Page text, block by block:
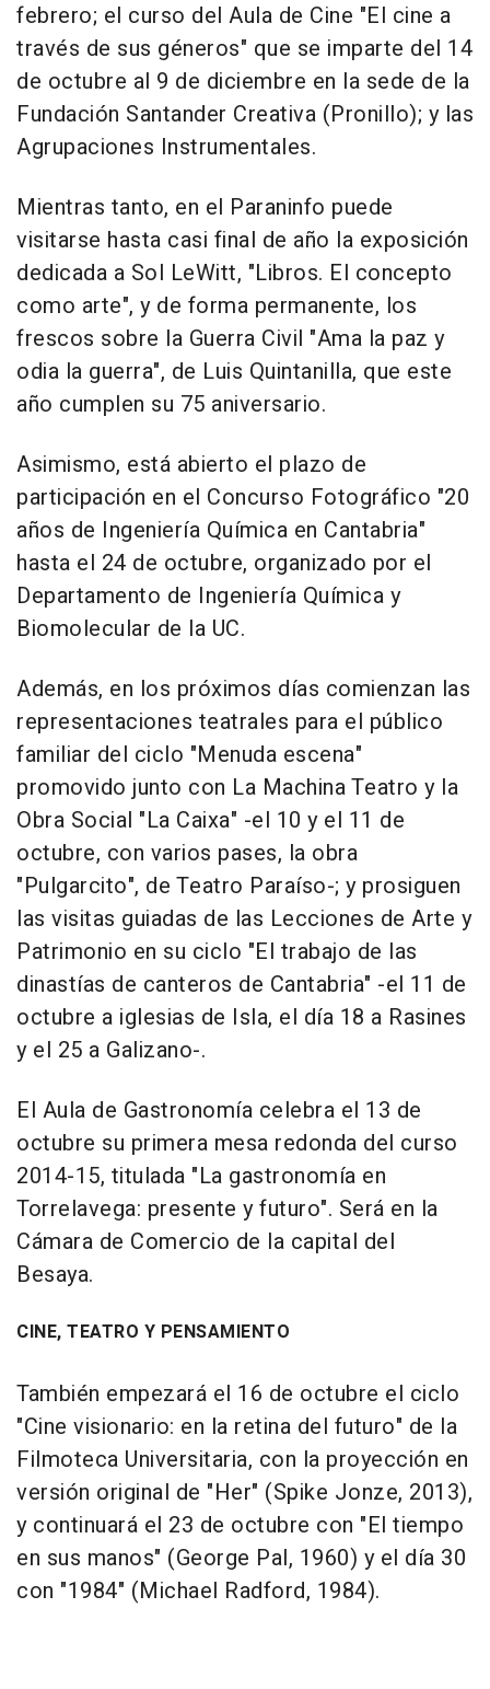
febrero; el curso del Aula de Cine "El cine a
través de sus géneros" que se imparte del 14
de octubre al 9 de diciembre en la sede de la
Fundación Santander Creativa (Pronillo); y las
Agrupaciones Instrumentales.
Mientras tanto, en el Paraninfo puede
visitarse hasta casi final de año la exposición
dedicada a Sol LeWitt, "Libros. El concepto
como arte", y de forma permanente, los
frescos sobre la Guerra Civil "Ama la paz y
odia la guerra", de Luis Quintanilla, que este
año cumplen su 75 aniversario.
Asimismo, está abierto el plazo de
participación en el Concurso Fotográfico "20
años de Ingeniería Química en Cantabria"
hasta el 24 de octubre, organizado por el
Departamento de Ingeniería Química y
Biomolecular de la UC.
Además, en los próximos días comienzan las
representaciones teatrales para el público
familiar del ciclo "Menuda escena"
promovido junto con La Machina Teatro y la
Obra Social "La Caixa" -el 10 y el 11 de
octubre, con varios pases, la obra
"Pulgarcito", de Teatro Paraíso-; y prosiguen
las visitas guiadas de las Lecciones de Arte y
Patrimonio en su ciclo "El trabajo de las
dinastías de canteros de Cantabria" -el 11 de
octubre a iglesias de Isla, el día 18 a Rasines
y el 25 a Galizano-.
El Aula de Gastronomía celebra el 13 de
octubre su primera mesa redonda del curso
2014-15, titulada "La gastronomía en
Torrelavega: presente y futuro". Será en la
Cámara de Comercio de la capital del
Besaya.
CINE, TEATRO Y PENSAMIENTO
También empezará el 16 de octubre el ciclo
"Cine visionario: en la retina del futuro" de la
Filmoteca Universitaria, con la proyección en
versión original de "Her" (Spike Jonze, 2013),
y continuará el 23 de octubre con "El tiempo
en sus manos" (George Pal, 1960) y el día 30
con "1984" (Michael Radford, 1984).